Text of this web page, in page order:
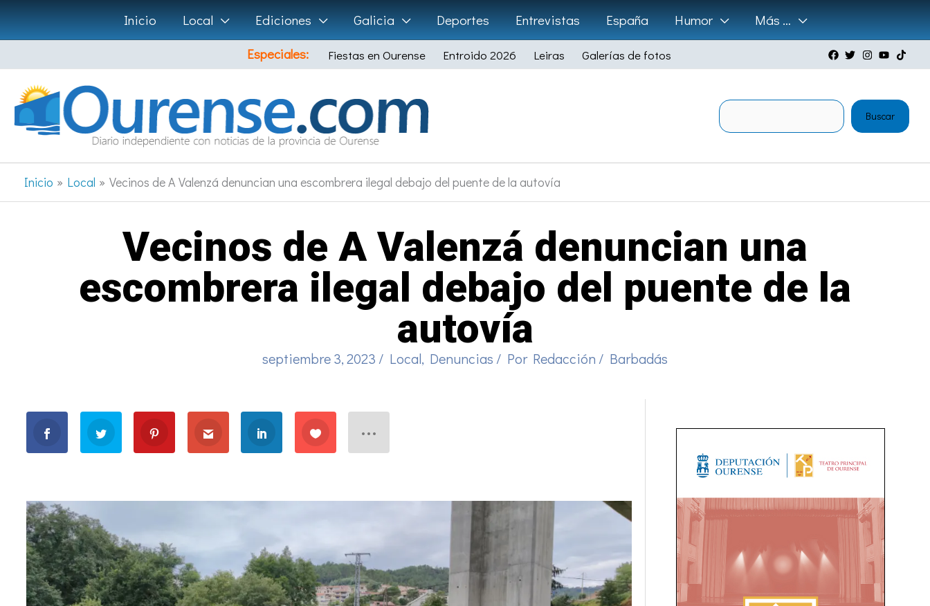
Ir
al
contenido
Inicio Local Ediciones Galicia Deportes Entrevistas España Humor
Más …
Especiales:
Fiestas en Ourense Entroido 2026 Leiras Galerías de fotos
Buscar
Inicio Local Vecinos de A Valenzá denuncian una escombrera ilegal debajo del puente de la autovía
Vecinos de A Valenzá denuncian una
escombrera ilegal debajo del puente de la
autovía
septiembre 3, 2023 / Local, Denuncias / Por Redacción / Barbadás